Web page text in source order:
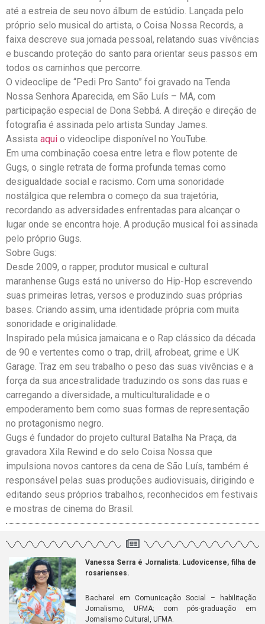
até a estreia de seu novo álbum de estúdio. Lançada pelo
próprio selo musical do artista, o Coisa Nossa Records, a
faixa descreve sua jornada pessoal, relatando suas vivências
e buscando proteção do santo para orientar seus passos em
todos os caminhos que percorre.
O videoclipe de “Pedi Pro Santo” foi gravado na Tenda
Nossa Senhora Aparecida, em São Luís – MA, com
participação especial de Dona Sebbá. A direção e direção de
fotografia é assinada pelo artista Sunday James.
Assista aqui o videoclipe disponível no YouTube.
Em uma combinação coesa entre letra e flow potente de
Gugs, o single retrata de forma profunda temas como
desigualdade social e racismo. Com uma sonoridade
nostálgica que relembra o começo da sua trajetória,
recordando as adversidades enfrentadas para alcançar o
lugar onde se encontra hoje. A produção musical foi assinada
pelo próprio Gugs.
Sobre Gugs:
Desde 2009, o rapper, produtor musical e cultural
maranhense Gugs está no universo do Hip-Hop escrevendo
suas primeiras letras, versos e produzindo suas próprias
bases. Criando assim, uma identidade própria com muita
sonoridade e originalidade.
Inspirado pela música jamaicana e o Rap clássico da década
de 90 e vertentes como o trap, drill, afrobeat, grime e UK
Garage. Traz em seu trabalho o peso das suas vivências e a
força da sua ancestralidade traduzindo os sons das ruas e
carregando a diversidade, a multiculturalidade e o
empoderamento bem como suas formas de representação
no protagonismo negro.
Gugs é fundador do projeto cultural Batalha Na Praça, da
gravadora Xila Rewind e do selo Coisa Nossa que
impulsiona novos cantores da cena de São Luís, também é
responsável pelas suas produções audiovisuais, dirigindo e
editando seus próprios trabalhos, reconhecidos em festivais
e mostras de cinema do Brasil.
Vanessa Serra é Jornalista. Ludovicense, filha de
rosarienses.
Bacharel em Comunicação Social – habilitação
Jornalismo, UFMA; com pós-graduação em
Jornalismo Cultural, UFMA.